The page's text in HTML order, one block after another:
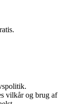
vilkår og brug af